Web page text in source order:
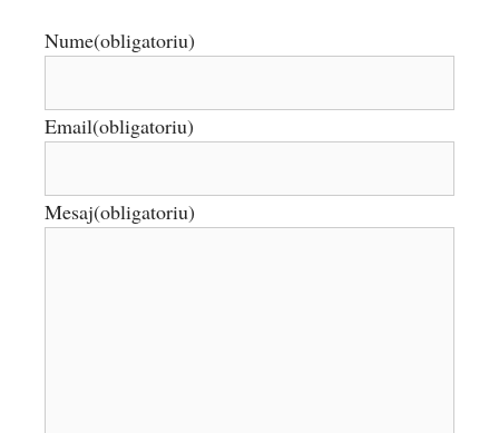
Nume(obligatoriu)
Email(obligatoriu)
Mesaj(obligatoriu)